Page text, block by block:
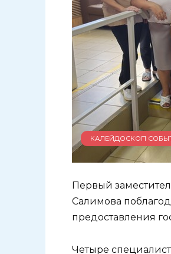
КАЛЕЙДОСКОП
Первый
Салимова
предоставления
Четыре